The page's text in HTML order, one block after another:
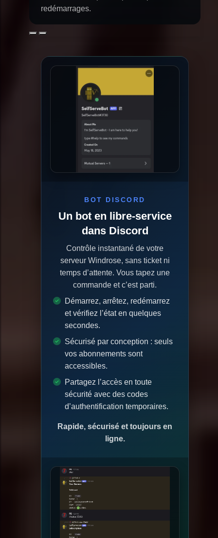
redémarrages.
BOT DISCORD
Un bot en libre-service
dans Discord
Contrôle instantané de votre
serveur Windrose, sans ticket ni
temps d’attente. Vous tapez une
commande et c’est parti.
Démarrez, arrêtez, redémarrez
et vérifiez l’état en quelques
secondes.
Sécurisé par conception : seuls
vos abonnements sont
accessibles.
Partagez l’accès en toute
sécurité avec des codes
d’authentification temporaires.
Rapide, sécurisé et toujours en
ligne.